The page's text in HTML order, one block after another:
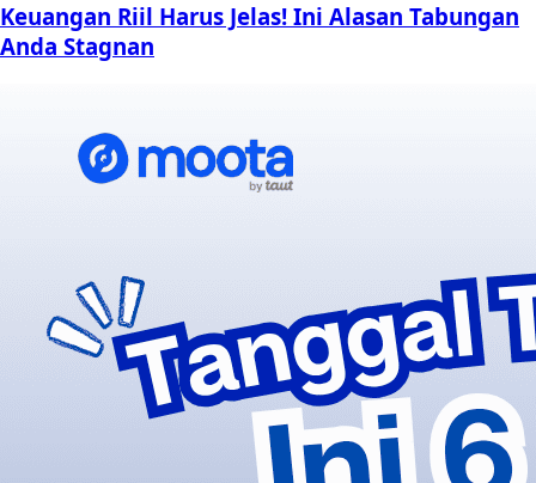
Keuangan Riil Harus Jelas! Ini Alasan Tabungan
Anda Stagnan